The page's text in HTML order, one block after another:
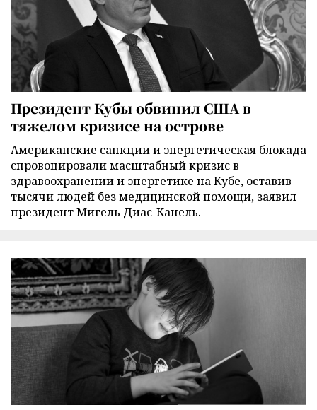
Президент Кубы обвинил США в
тяжелом кризисе на острове
Американские санкции и энергетическая блокада
спровоцировали масштабный кризис в
здравоохранении и энергетике на Кубе, оставив
тысячи людей без медицинской помощи, заявил
президент Мигель Диас-Канель.